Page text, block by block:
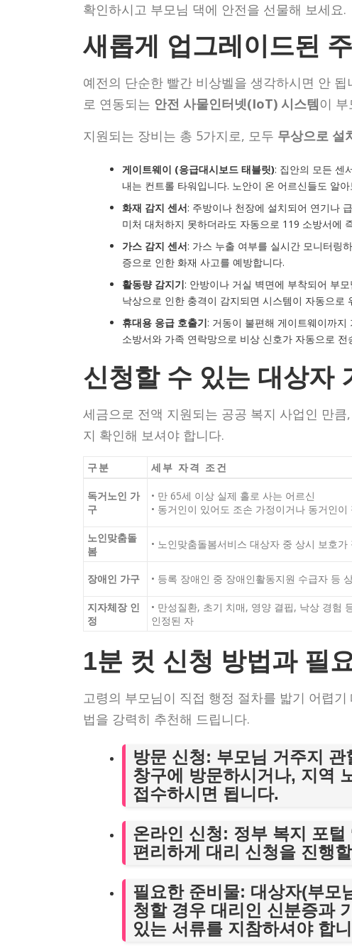
확인하시고 부모님 댁에 안전을 선물해 보세요.
새롭게 업그레이드된
예전의 단순한 빨간 비상벨을 생각하시면 안
로 연동되는 안전 사물인터넷(IoT) 시스템이
지원되는 장비는 총 5가지로, 모두 무상으로 설
게이트웨이 (응급대시보드 태블릿): 집안의 모든 센
내는 컨트롤 타워입니다. 노안이 온 어르신들도 알
화재 감지 센서: 주방이나 천장에 설치되어 연기나
미처 대처하지 못하더라도 자동으로 119 소방서에
가스 감지 센서: 가스 누출 여부를 실시간 모니터링
증으로 인한 화재 사고를 예방합니다.
활동량 감지기: 안방이나 거실 벽면에 부착되어 부
낙상으로 인한 충격이 감지되면 시스템이 자동으로
휴대용 응급 호출기: 거동이 불편해 게이트웨이까
소방서와 가족 연락망으로 비상 신호가 자동으로 전
신청할 수 있는 대상자
세금으로 전액 지원되는 공공 복지 사업인 만
지 확인해 보셔야 합니다.
구분 세부 자격 조건
독거노인 가
구
• 만 65세 이상 실제 홀로 사는 어르신
• 동거인이 있어도 조손 가정이거나 동거인
노인맞춤돌
봄
• 노인맞춤돌봄서비스 대상자 중 상시 보호가
장애인 가구 • 등록 장애인 중 장애인활동지원 수급자 등
지자체장 인
정
• 만성질환, 초기 치매, 영양 결핍, 낙상 경험
인정된 자
1분 컷 신청 방법과 필
고령의 부모님이 직접 행정 절차를 밟기 어렵기
법을 강력히 추천해 드립니다.
방문 신청: 부모님 거주지 관
창구에 방문하시거나, 지역
접수하시면 됩니다.
온라인 신청: 정부 복지 포털
편리하게 대리 신청을 진행
필요한 준비물: 대상자(부모
청할 경우 대리인 신분증과
있는 서류를 지참하셔야 합